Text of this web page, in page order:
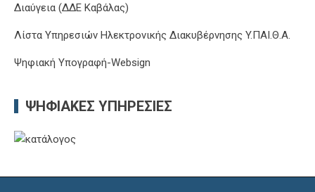
Διαύγεια (ΔΔΕ Καβάλας)
Λίστα Υπηρεσιών Ηλεκτρονικής Διακυβέρνησης Y.ΠΑΙ.Θ.Α.
Ψηφιακή Υπογραφή-Websign
ΨΗΦΙΑΚΈΣ ΥΠΗΡΕΣΊΕΣ